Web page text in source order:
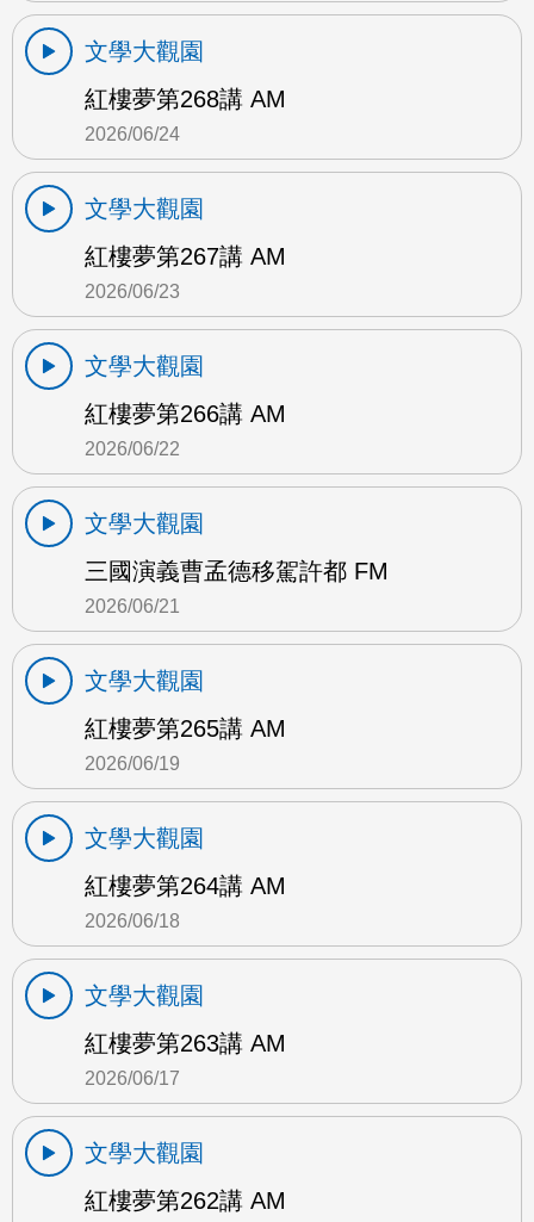
文學大觀園
紅樓夢第268講 AM
2026/06/24
文學大觀園
紅樓夢第267講 AM
2026/06/23
文學大觀園
紅樓夢第266講 AM
2026/06/22
文學大觀園
三國演義曹孟德移駕許都 FM
2026/06/21
文學大觀園
紅樓夢第265講 AM
2026/06/19
文學大觀園
紅樓夢第264講 AM
2026/06/18
文學大觀園
紅樓夢第263講 AM
2026/06/17
文學大觀園
紅樓夢第262講 AM